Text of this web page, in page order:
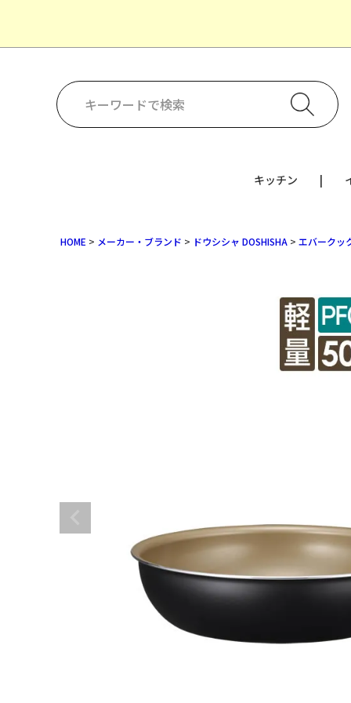
キッチン
HOME メーカー・ブランド ドウシシャ DOSHISHA エバークッ